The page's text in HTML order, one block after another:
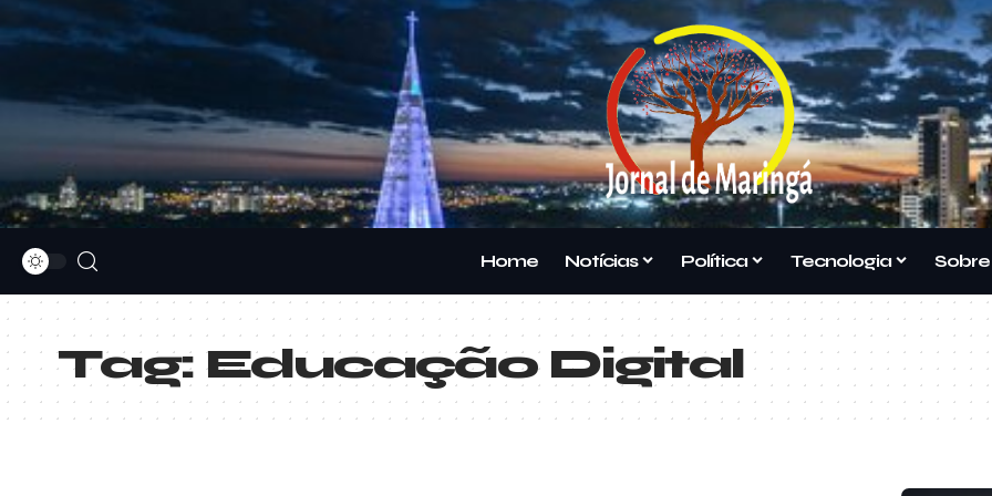
Home Notícias Política Tecnologia
Tag: Educação Digital